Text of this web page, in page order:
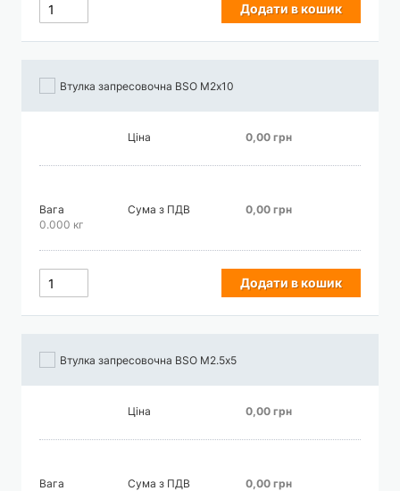
Додати в кошик
Втулка запресовочна BSO М2х10
Ціна 0,00 грн
Вага
0.000 кг
Сума з ПДВ 0,00 грн
Додати в кошик
Втулка запресовочна BSO М2.5х5
Ціна 0,00 грн
Вага
Сума з ПДВ 0,00 грн